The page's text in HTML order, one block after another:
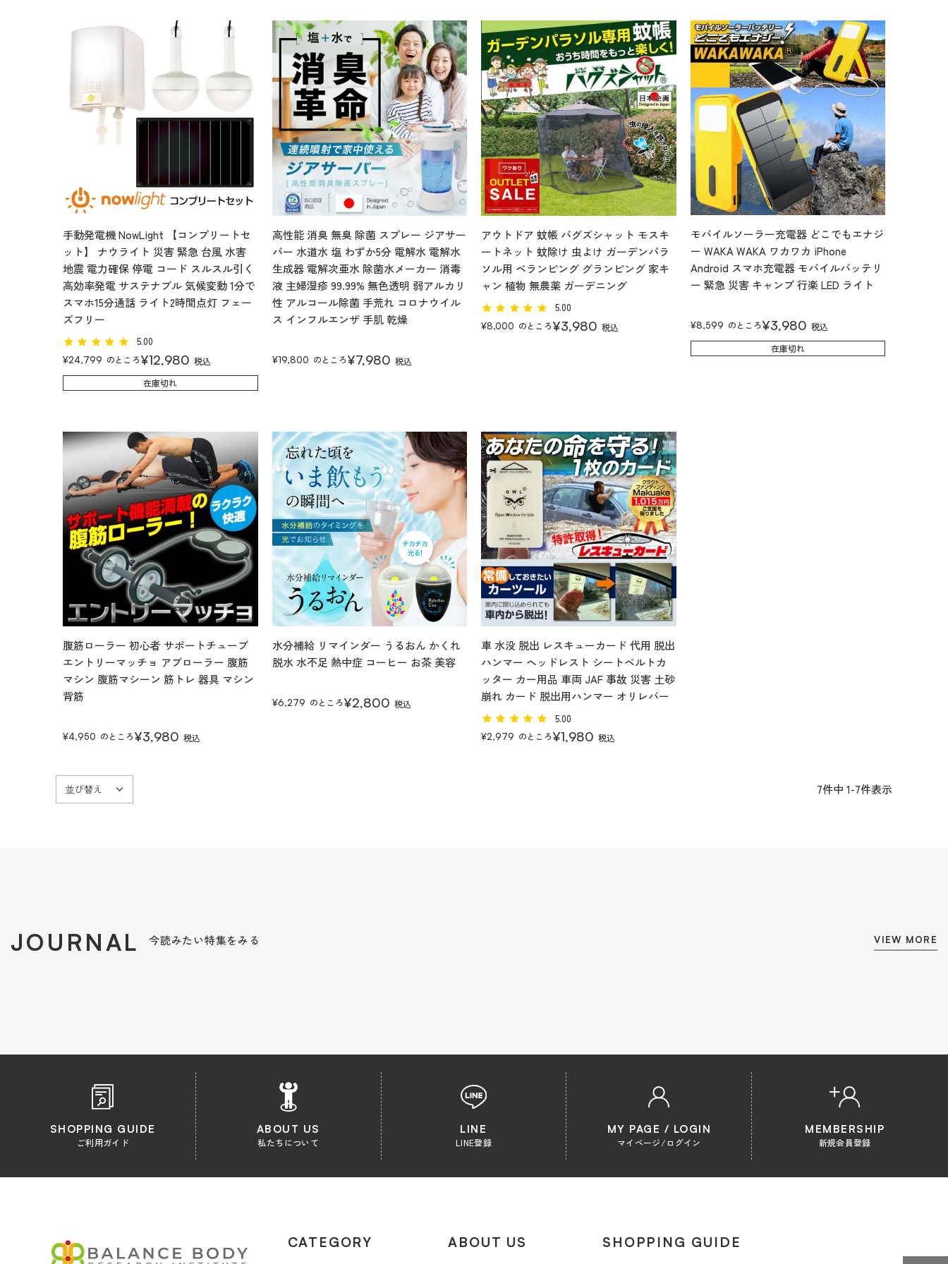
手動発電機 NowLight 【コンプリートセ
ット】 ナウライト 災害 緊急 台風 水害
地震 電力確保 停電 コード スルスル引く
高効率発電 サステナブル 気候変動 1分で
スマホ15分通話 ライト2時間点灯 フェー
ズフリー
5.00
¥24,799 のところ¥12,980 税込
在庫切れ
高性能 消臭 無臭 除菌 スプレー ジアサー
バー 水道水 塩 わずか5分 電解水 電解水
生成器 電解次亜水 除菌水メーカー 消毒
液 主婦湿疹 99.99% 無色透明 弱アルカリ
性 アルコール除菌 手荒れ コロナウイル
ス インフルエンザ 手肌 乾燥
¥19,800 のところ¥7,980 税込
アウトドア 蚊帳 バグズシャット モスキ
ートネット 蚊除け 虫よけ ガーデンパラ
ソル用 ベランピング グランピング 家キ
ャン 植物 無農薬 ガーデニング
5.00
¥8,000 のところ¥3,980 税込
モバイルソーラー充電器 どこでもエナジ
ー WAKA WAKA ワカワカ iPhone
Android スマホ充電器 モバイルバッテリ
ー 緊急 災害 キャンプ 行楽 LED ライト
¥8,599 のところ¥3,980 税込
在庫切れ
腹筋ローラー 初心者 サポートチューブ
エントリーマッチョ アブローラー 腹筋
マシン 腹筋マシーン 筋トレ 器具 マシン
背筋
¥4,950 のところ¥3,980 税込
水分補給 リマインダー うるおん かくれ
脱水 水不足 熱中症 コーヒー お茶 美容
¥6,279 のところ¥2,800 税込
車 水没 脱出 レスキューカード 代用 脱出
ハンマー ヘッドレスト シートベルトカ
ッター カー用品 車両 JAF 事故 災害 土砂
崩れ カード 脱出用ハンマー オリレバー
5.00
¥2,979 のところ¥1,980 税込
並び替え 7件中 1-7件表示
JOURNAL 今読みたい特集をみる VIEW MORE
SHOPPING GUIDE
ご利用ガイド
ABOUT US
私たちについて
LINE
LINE登録
MY PAGE / LOGIN
マイページ/ログイン
MEMBERSHIP
新規会員登録
CATEGORY ABOUT US SHOPPING GUIDE